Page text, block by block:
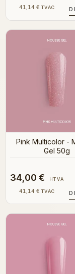
41,14 € TVAC
Pink Multicolor -
Gel 50g
34,00 € HTVA
41,14 € TVAC